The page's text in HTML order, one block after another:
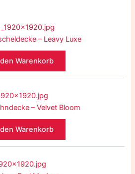
– Leavy Luxe
Warenkorb
– Velvet Bloom
Warenkorb